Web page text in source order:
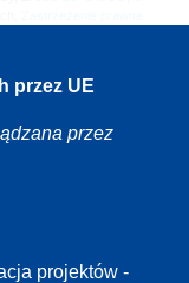
przez UE
przez
projektów -